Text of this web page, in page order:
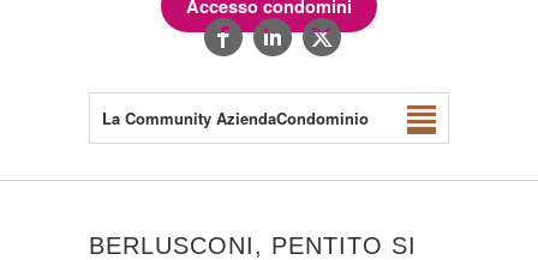
Accesso condomini
La Community AziendaCondominio
BERLUSCONI, PENTITO SI